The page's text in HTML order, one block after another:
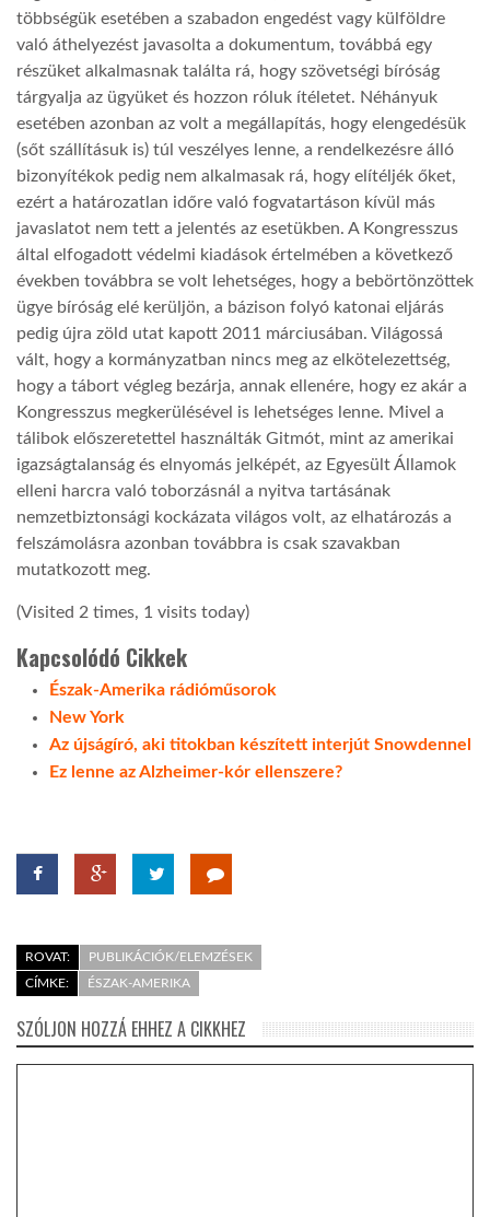
többségük esetében a szabadon engedést vagy külföldre
való áthelyezést javasolta a dokumentum, továbbá egy
részüket alkalmasnak találta rá, hogy szövetségi bíróság
tárgyalja az ügyüket és hozzon róluk ítéletet. Néhányuk
esetében azonban az volt a megállapítás, hogy elengedésük
(sőt szállításuk is) túl veszélyes lenne, a rendelkezésre álló
bizonyítékok pedig nem alkalmasak rá, hogy elítéljék őket,
ezért a határozatlan időre való fogvatartáson kívül más
javaslatot nem tett a jelentés az esetükben. A Kongresszus
által elfogadott védelmi kiadások értelmében a következő
években továbbra se volt lehetséges, hogy a bebörtönzöttek
ügye bíróság elé kerüljön, a bázison folyó katonai eljárás
pedig újra zöld utat kapott 2011 márciusában. Világossá
vált, hogy a kormányzatban nincs meg az elkötelezettség,
hogy a tábort végleg bezárja, annak ellenére, hogy ez akár a
Kongresszus megkerülésével is lehetséges lenne. Mivel a
tálibok előszeretettel használták Gitmót, mint az amerikai
igazságtalanság és elnyomás jelképét, az Egyesült Államok
elleni harcra való toborzásnál a nyitva tartásának
nemzetbiztonsági kockázata világos volt, az elhatározás a
felszámolásra azonban továbbra is csak szavakban
mutatkozott meg.
(Visited 2 times, 1 visits today)
Kapcsolódó Cikkek
Észak-Amerika rádióműsorok
New York
Az újságíró, aki titokban készített interjút Snowdennel
Ez lenne az Alzheimer-kór ellenszere?
ROVAT:
PUBLIKÁCIÓK/ELEMZÉSEK
CÍMKE:
ÉSZAK-AMERIKA
SZÓLJON HOZZÁ EHHEZ A CIKKHEZ